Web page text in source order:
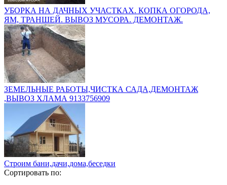
УБОРКА НА ДАЧНЫХ УЧАСТКАХ. КОПКА ОГОРОДА,
ЯМ, ТРАНШЕЙ. ВЫВОЗ МУСОРА. ДЕМОНТАЖ.
ЗЕМЕЛЬНЫЕ РАБОТЫ,ЧИСТКА САДА,ДЕМОНТАЖ
,ВЫВОЗ ХЛАМА 9133756909
Строим бани,дачи,дома,беседки
Сортировать по: